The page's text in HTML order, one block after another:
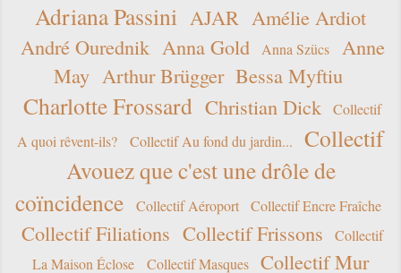
Adriana Passini AJAR Amélie Ardiot
André Ourednik Anna Gold Anna Szücs
Anne
May Arthur Brügger Bessa Myftiu
Charlotte Frossard Christian Dick
Collectif
A quoi rêvent-ils?
Collectif Au fond du jardin...
Collectif
Avouez que c'est une drôle de
coïncidence
Collectif Aéroport Collectif Encre Fraîche
Collectif Filiations Collectif Frissons
Collectif
La Maison Éclose
Collectif Masques
Collectif Mur